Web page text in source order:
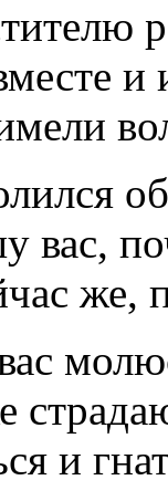
вас,
же,
и